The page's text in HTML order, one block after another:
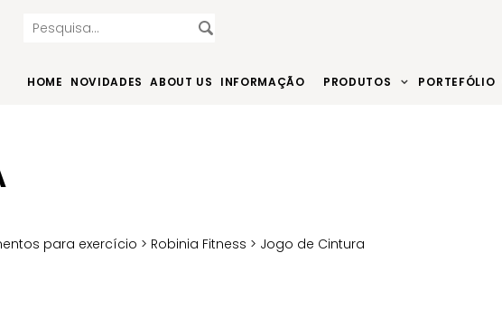
HOME NOVIDADES ABOUT US INFORMAÇÃO PRODUTOS PORTEFÓLIO
para exercício > Robinia Fitness > Jogo de Cintura